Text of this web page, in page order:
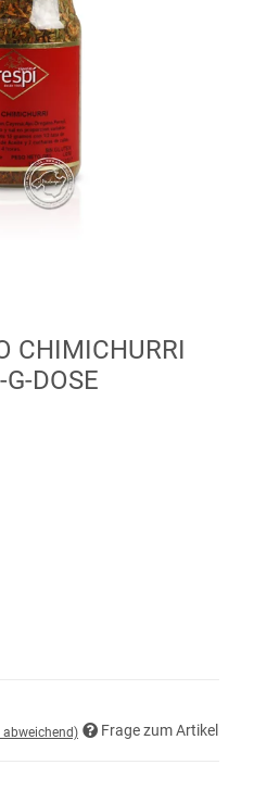
CHIMICHURRI
DOSE
abweichend) Frage zum Artikel